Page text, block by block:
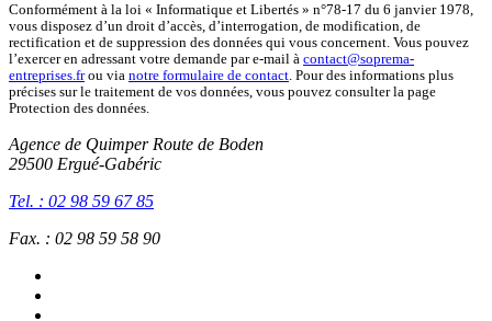
Conformément à la loi « Informatique et Libertés » n°78-17 du 6 janvier 1978,
vous disposez d’un droit d’accès, d’interrogation, de modification, de
rectification et de suppression des données qui vous concernent. Vous pouvez
l’exercer en adressant votre demande par e-mail à contact@soprema-
entreprises.frou via notre formulaire de contact. Pour des informations plus
précises sur le traitement de vos données, vous pouvez consulter la page
Protection des données.
Agence de Quimper Route de Boden
29500 Ergué-Gabéric
Tel. : 02 98 59 67 85
Fax. : 02 98 59 58 90